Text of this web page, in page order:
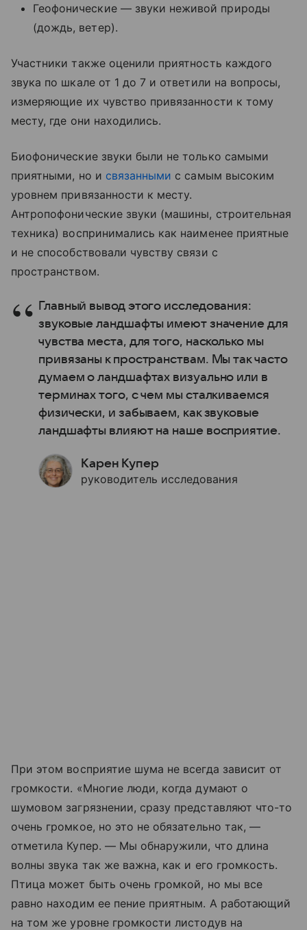
Геофонические — звуки неживой природы
(дождь, ветер).
Участники также оценили приятность каждого
звука по шкале от 1 до 7 и ответили на вопросы,
измеряющие их чувство привязанности к тому
месту, где они находились.
Биофонические звуки были не только самыми
приятными, но и связанными с самым высоким
уровнем привязанности к месту.
Антропофонические звуки (машины, строительная
техника) воспринимались как наименее приятные
и не способствовали чувству связи с
пространством.
Главный вывод этого исследования:
звуковые ландшафты имеют значение для
чувства места, для того, насколько мы
привязаны к пространствам. Мы так часто
думаем о ландшафтах визуально или в
терминах того, с чем мы сталкиваемся
физически, и забываем, как звуковые
ландшафты влияют на наше восприятие.
Карен Купер
руководитель исследования
При этом восприятие шума не всегда зависит от
громкости. «Многие люди, когда думают о
шумовом загрязнении, сразу представляют что-то
очень громкое, но это не обязательно так, —
отметила Купер. — Мы обнаружили, что длина
волны звука так же важна, как и его громкость.
Птица может быть очень громкой, но мы все
равно находим ее пение приятным. А работающий
на том же уровне громкости листодув на